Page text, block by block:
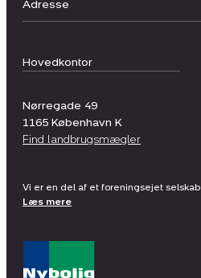
Hovedkontor
Nørregade 49
1165 København K
Find landbrugsmægler
Adresse
Vi er en del af et foreningsejet selskab
Læs mere